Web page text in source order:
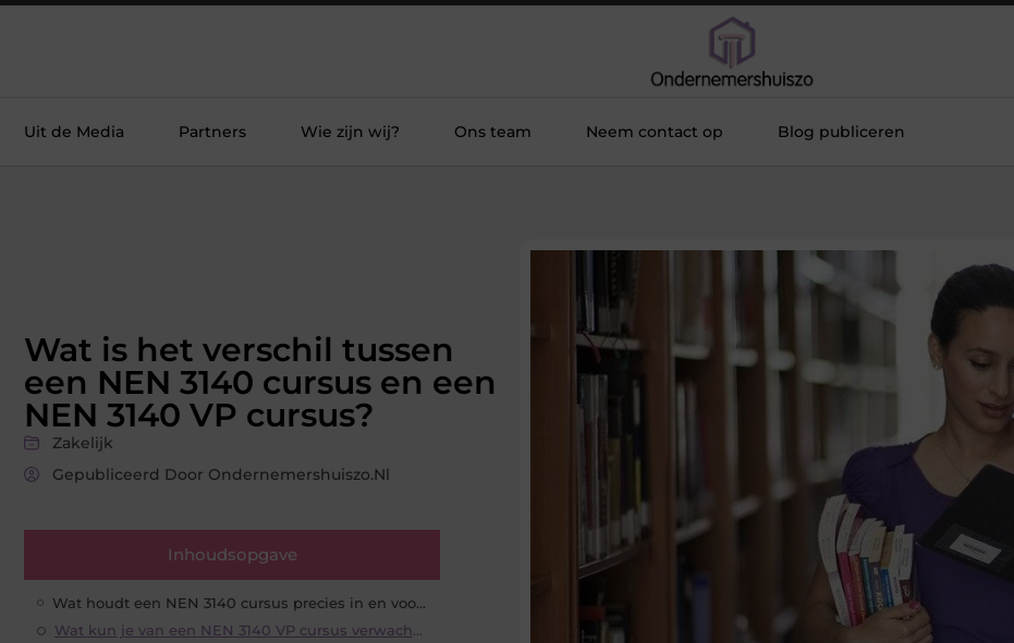
Uit de Media Partners Wie zijn wij? Ons team Neem contact op Blog publiceren
Wat is het verschil tussen
een NEN 3140 cursus en een
NEN 3140 VP cursus?
Zakelijk
Gepubliceerd Door Ondernemershuiszo.nl
Inhoudsopgave
Wat houdt een NEN 3140 cursus precies in en voor wie is dit geschikt?
Wat kun je van een NEN 3140 VP cursus verwachten?